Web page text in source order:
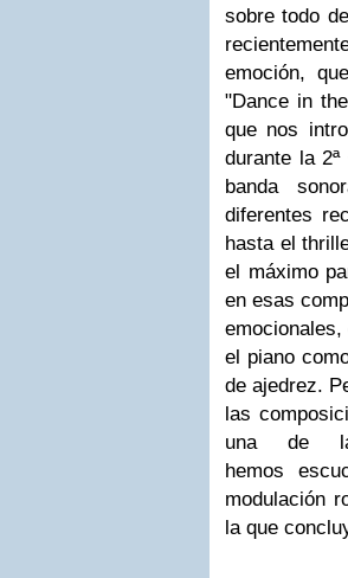
sobre todo
emoción,
"Dance in
que nos
durante la
banda
diferentes
hasta el
el máximo
en esas
el piano
de ajedrez.
las
una de
hemos
modulación
la que